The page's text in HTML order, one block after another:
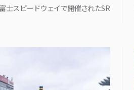
士スピードウェイで開催されたSR